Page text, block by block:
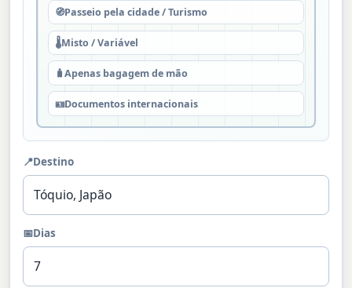
🧭Passeio pela cidade / Turismo
🌡️Misto / Variável
🧳Apenas bagagem de mão
🪪Documentos internacionais
📍Destino
📅Dias